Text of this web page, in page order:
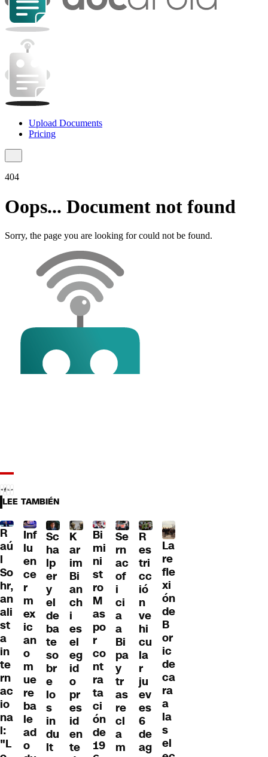
LEE TAMBIÉN
R
aú
l
So
hr,
an
ali
st
a
in
te
rn
ac
io
na
l:
"L
Inf
lu
en
ce
r
m
ex
ic
an
o
m
ue
re
ba
le
ad
o
Sc
ha
lp
er
y
el
de
ba
te
so
br
e
lo
s
in
du
lt
K
ar
im
Bi
an
ch
i
es
el
eg
id
o
pr
es
id
en
te
Bi
mi
ni
st
ro
M
as
po
r
co
nt
ra
ta
ci
ón
de
19
Se
rn
ac
of
i
ci
a
a
Bi
pa
y
tr
as
re
cl
a
m
R
es
tri
cc
ió
n
ve
hi
cu
la
r
ju
ev
es
6
de
ag
La
re
fle
xi
ón
de
B
or
ic
de
ca
ra
a
la
s
el